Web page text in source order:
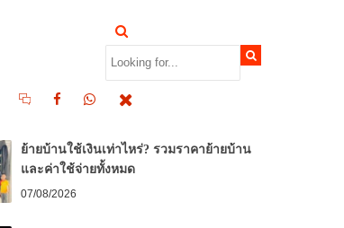
POSTS
ย้ายบ้านใช้เงินเท่าไหร่? รวมราคาย้ายบ้าน
และค่าใช้จ่ายทั้งหมด
07/08/2026